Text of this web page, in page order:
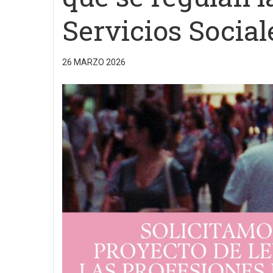
Servicios
26 MARZO 2026